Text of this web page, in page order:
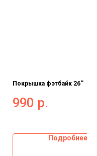
Покрышка фэтбайк 26''
990 р.
Подробнее